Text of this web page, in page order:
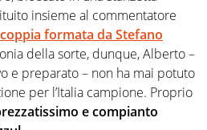
insieme al commentatore
coppia formata da Stefano
della sorte, dunque, Alberto –
e preparato – non ha mai potuto
per l’Italia campione. Proprio
e compianto